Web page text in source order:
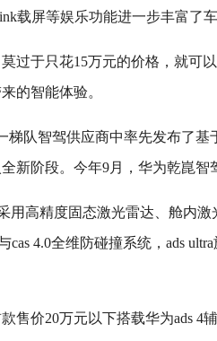
载屏等娱乐功能进一步丰富了
过于只花15万元的价格，就可
的智能体验。
梯队智驾供应商中率先发布了基
新阶段。今年9月，华为乾崑智
用高精度固态激光雷达、舱内
cas 4.0全维防碰撞系统，ads
售价20万元以下搭载华为ads 4